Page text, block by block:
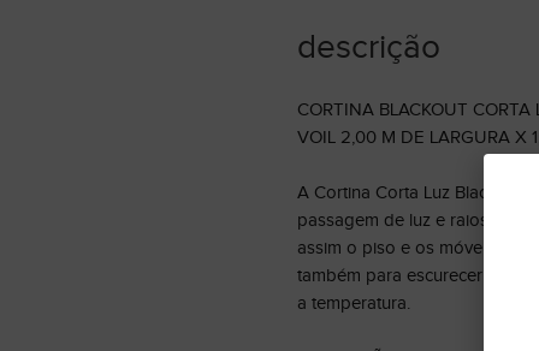
descrição
CORTINA BLACKOUT
VOIL 2,00 M DE LARGURA X
A Cortina Corta Luz Blackout
passagem de luz e raios ultra
assim o piso e os móveis do
também para escurecer seu
a temperatura.